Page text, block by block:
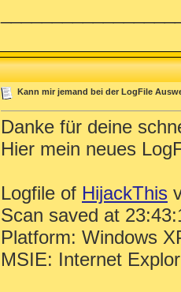
Kann mir jemand bei der LogFile
Danke für deine
Hier mein neues
Logfile of HijackThis
Scan saved at
Platform: Windows
MSIE: Internet